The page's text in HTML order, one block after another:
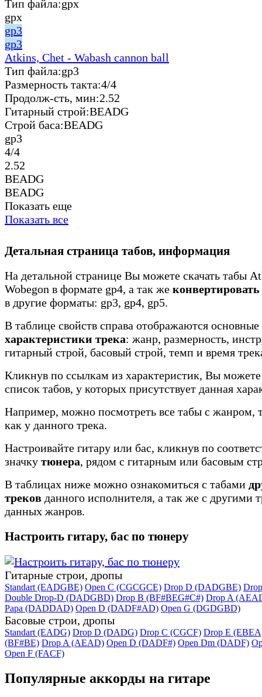
Тип файла:gpx
gpx
gp3
gp3
Atkins, Chet - Wabash cannon ball
Тип файла:gp3
Размерность такта:4/4
Продолж-сть, мин:2.52
Гитарный строй:BEADG
Строй баса:BEADG
gp3
4/4
2.52
BEADG
BEADG
Показать еще
Показать все
Детальная страница табов, информация
На детальной странице Вы можете скачать табы
Wobegon в формате gp4, а так же конвертировать
в другие форматы: gp3, gp4, gp5.
В таблице свойств справа отображаются основные
характеристики трека: жанр, размерность,
гитарный строй, басовый строй, темп и время
Кликнув по ссылкам из характеристик, Вы
список табов, у которых присутствует данная
Например, можно посмотреть все табы с жанром,
как у данного трека.
Настроивайте гитару или бас, кликнув по
значку тюнера, рядом с гитарным или басовым
В таблицах ниже можно ознакомиться с табами
треков данного исполнителя, а так же с другими
данных жанров.
Настроить гитару, бас по тюнеру
Гитарные строи, дропы
Standart (EADGBE) Open C (CGCGCE) Drop D (DADGBE)
Double Drop-D (DADGBD) Drop B (BF#BEG#C#) Drop A
Papa (DADDAD) Open D (DADF#AD) Open G (DGDGBD)
Басовые строи, дропы
Standart (EADG) Drop D (DADG) Drop C (CGCF) Drop E
(BF#BE) Drop A (AEAD) Open D (DADF#) Open Dm (DADF)
Open F (FACF)
Популярные аккорды на гитаре